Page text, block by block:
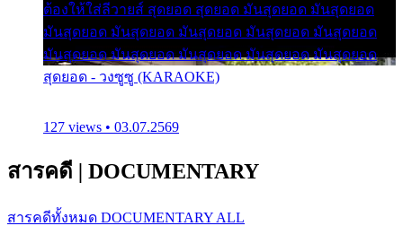
ต้องให้ใส่ลีวายส์ สุดยอด สุดยอด มันสุดยอด มันสุดยอด
มันสุดยอด มันสุดยอด มันสุดยอด มันสุดยอด มันสุดยอด
มันสุดยอด มันสุดยอด มันสุดยอด มันสุดยอด มันสุดยอด
สุดยอด - วงซูซู (KARAOKE)
127 views • 03.07.2569
สารคดี | DOCUMENTARY
สารคดีทั้งหมด DOCUMENTARY ALL